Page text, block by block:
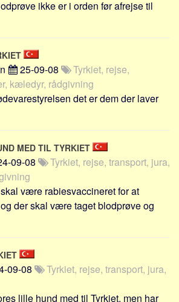
ikke er i orden før afrejse til
25-09-08
Tyrkiet, rejse,
kæledyr, rådgivning
det er dem der laver
MED TIL TYRKIET
09-08
Tyrkiet, rejse, transport, jura,
være rabiesvaccineret for at
der skal være taget blodprøve og
09-08
Tyrkiet, rejse, transport, jura,
lille hund med til Tyrkiet, men har